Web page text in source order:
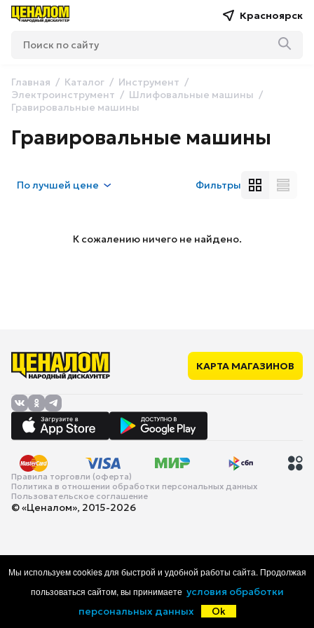
Красноярск
Главная Каталог
Инструмент
Электроинструмент
Шлифовальные машины
Гравировальные машины
Гравировальные машины
Получшей цене Фильтры
К сожалению ничего не найдено.
КАРТА МАГАЗИНОВ
Правила торговли (оферта)
Политика в отношении обработки персональных данных
Пользовательское соглашение
© «Ценалом», 2015-2026
Каталог Корзина Избранное
Мы используем cookies для быстрой и удобной работы сайта. Продолжая
пользоваться сайтом, вы принимаете условия обработки
персональных данных
Ok